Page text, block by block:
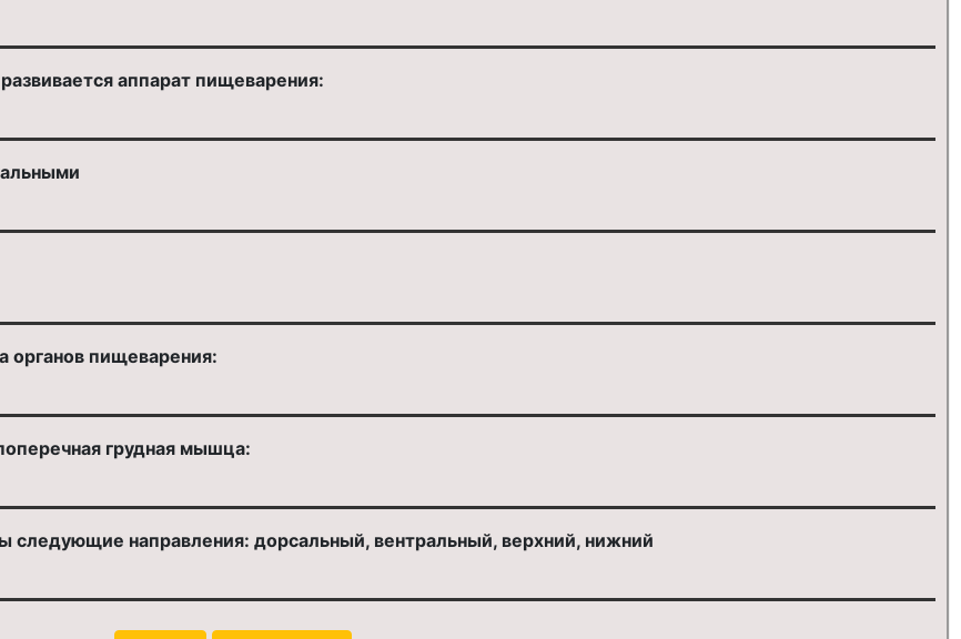
аппарат пищеварения:
органов пищеварения:
грудная мышца:
следующие направления: дорсальный, вентральный, верхний, нижний